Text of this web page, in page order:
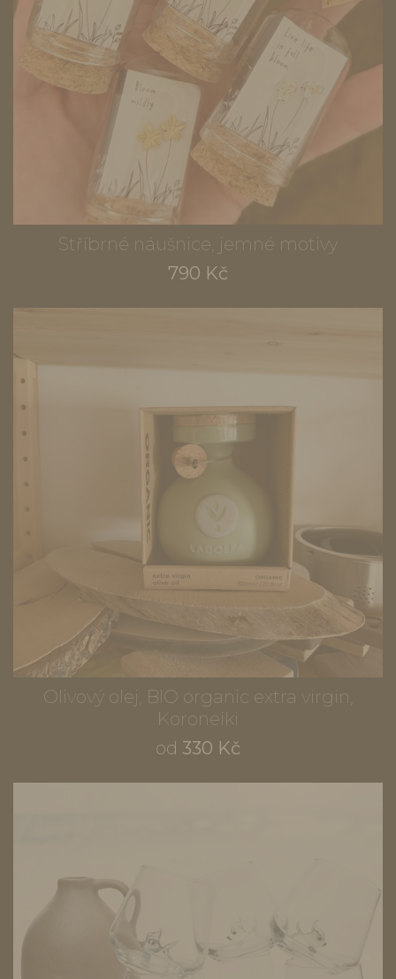
Stříbrné náušnice, jemné motivy
790 Kč
Olivový olej, BIO organic extra virgin,
Koroneiki
od 330 Kč